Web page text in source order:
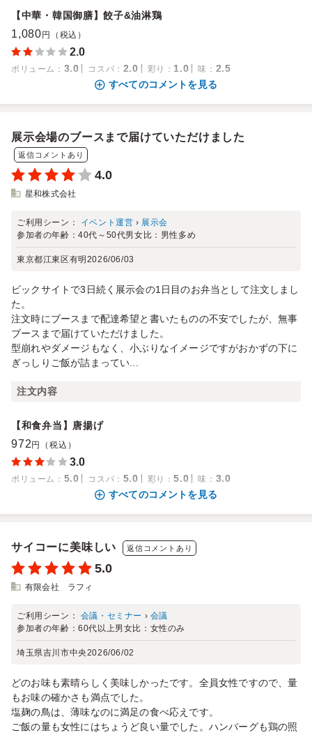
【中華・韓国御膳】餃子&油淋鶏
1,080 円（税込）
2.0
ボリューム ： 3.0 コスパ ： 2.0 彩り ： 1.0 味 ： 2.5
すべてのコメントを見る
展示会場のブースまで届けていただけました
返信コメントあり
4.0
星和株式会社
ご利用シーン： イベント運営 › 展示会
参加者の年齢：40代～50代男女比： 男性多め
東京都江東区有明 2026/06/03
ビックサイトで3日続く展示会の1日目のお弁当として注文しまし
た。
注文時にブースまで配達希望と書いたものの不安でしたが、無事
ブースまで届けていただけました。
型崩れやダメージもなく、小ぶりなイメージですがおかずの下に
ぎっしりご飯が詰まってい...
注文内容
【和食弁当】唐揚げ
972 円（税込）
3.0
ボリューム ： 5.0 コスパ ： 5.0 彩り ：5.0 味 ： 3.0
すべてのコメントを見る
サイコーに美味しい 返信コメントあり
5.0
有限会社 ラフィ
ご利用シーン： 会議・セミナー › 会議
参加者の年齢：60代以上男女比： 女性のみ
埼玉県吉川市中央2026/06/02
どのお味も素晴らしく美味しかったです。全員女性ですので、量
もお味の確かさも満点でした。
塩麹の鳥は、薄味なのに満足の食べ応えです。
ご飯の量も女性にはちょうど良い量でした。ハンバーグも鶏の照